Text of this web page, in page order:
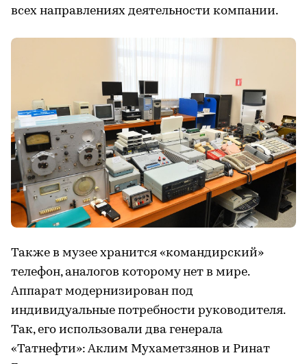
всех направлениях деятельности компании.
Также в музее хранится «командирский»
телефон, аналогов которому нет в мире.
Аппарат модернизирован под
индивидуальные потребности руководителя.
Так, его использовали два генерала
«Татнефти»: Аклим Мухаметзянов и Ринат